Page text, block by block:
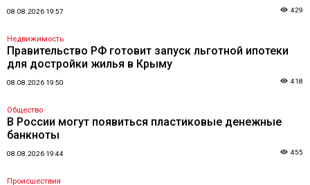
08.08.2026 19:57 429
Недвижимость
Правительство РФ готовит запуск льготной ипотеки
для достройки жилья в Крыму
08.08.2026 19:50 418
Общество
В России могут появиться пластиковые денежные
банкноты
08.08.2026 19:44 455
Происшествия